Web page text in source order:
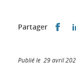
Partager
Publié le 29 avril